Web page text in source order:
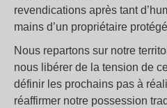
revendications après tant
mains d’un propriétaire
Nous repartons sur notre
nous libérer de la tension de
définir les prochains pas à
réaffirmer notre possession